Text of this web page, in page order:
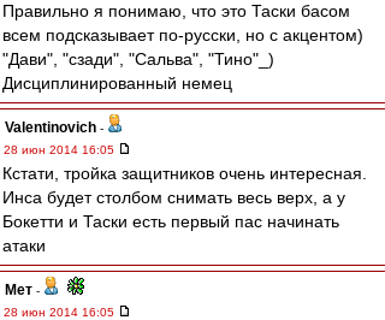
Правильно я понимаю, что это Таски басом
всем подсказывает по-русски, но с акцентом)
"Дави", "сзади", "Сальва", "Тино"_)
Дисциплинированный немец
Valentinovich -
28 июн 2014 16:05
Кстати, тройка защитников очень интересная.
Инса будет столбом снимать весь верх, а у
Бокетти и Таски есть первый пас начинать
атаки
Мет -
28 июн 2014 16:05